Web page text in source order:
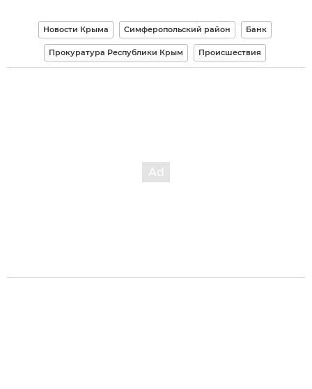
Новости Крыма Симферопольский район Банк
Прокуратура Республики Крым Происшествия